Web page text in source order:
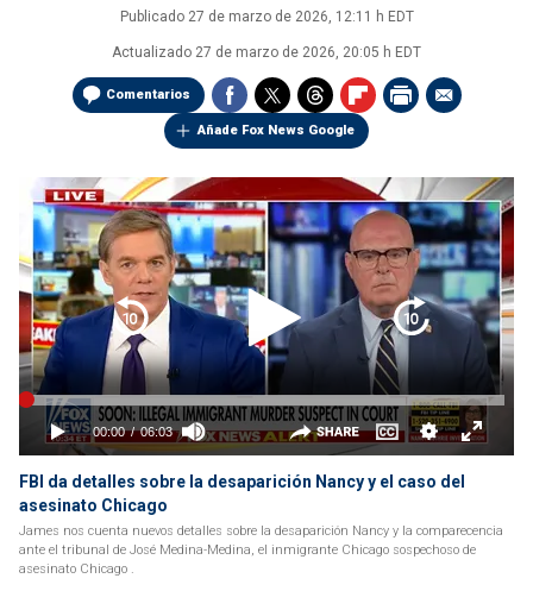
Publicado 27 de marzo de 2026, 12:11 h EDT
Actualizado 27 de marzo de 2026, 20:05 h EDT
Comentarios
Añade Fox News Google
FBI da detalles sobre la desaparición Nancy y el caso del
asesinato Chicago
James nos cuenta nuevos detalles sobre la desaparición Nancy y la comparecencia
ante el tribunal de José Medina-Medina, el inmigrante Chicago sospechoso de
asesinato Chicago .